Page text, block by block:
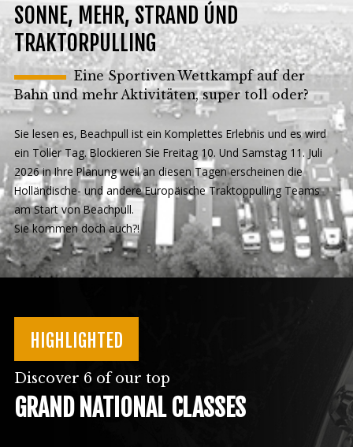
SONNE, MEHR, STRAND ÚND
TRAKTORPULLING
Eine Sportiven Wettkampf auf der
Bahn und mehr Aktivitäten, super toll oder?
Sie lesen es, Beachpull ist ein Komplettes Erlebnis und es wird
ein Toller Tag. Blockieren Sie Freitag 10. Und Samstag 11. Juli
2026 in Ihre Planung weil an diesen Tagen erscheinen die
Holländische- und andere Europäische Traktoppulling Teams
am Start von Beachpull.
Sie kommen doch auch?!
HIGHLIGHTED
Discover 6 of our top
GRAND NATIONAL CLASSES